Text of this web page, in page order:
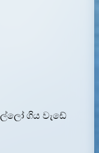
ගිය වැඩේ